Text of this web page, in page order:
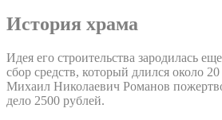
История храма
Идея его строительства зародилась
сбор средств, который длился около
Михаил Николаевич Романов
дело 2500 рублей.